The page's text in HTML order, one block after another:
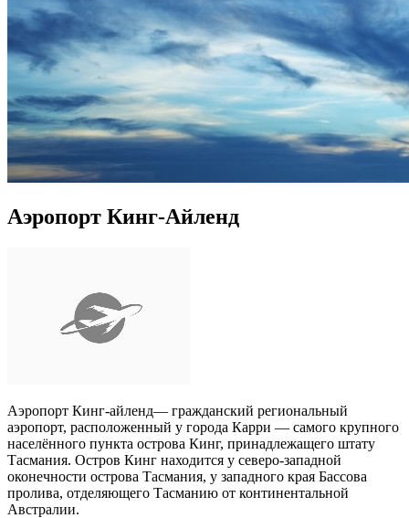
Аэропорт Кинг-Айленд
Аэропорт Кинг-айленд— гражданский региональный
аэропорт, расположенный у города Карри — самого крупного
населённого пункта острова Кинг, принадлежащего штату
Тасмания. Остров Кинг находится у северо-западной
оконечности острова Тасмания, у западного края Бассова
пролива, отделяющего Тасманию от континентальной
Австралии.